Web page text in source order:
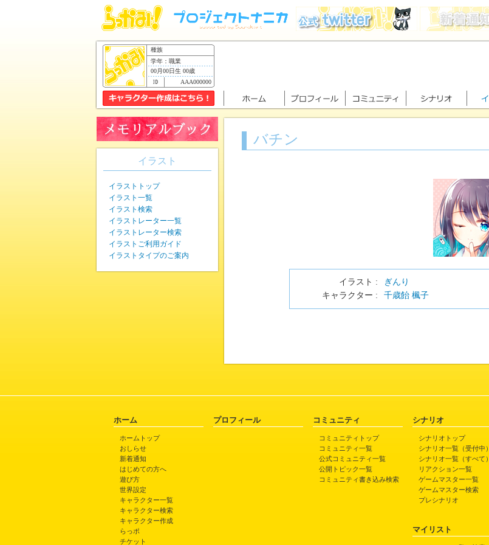
種族
学年：職業
00月00日生 00歳
AAA000000
バチン
イラスト :
ぎんり
キャラクター :
千歳飴 楓子
イラスト
イラストトップ
イラスト一覧
イラスト検索
イラストレーター一覧
イラストレーター検索
イラストご利用ガイド
イラストタイプのご案内
ホーム
ホームトップ
おしらせ
新着通知
はじめての方へ
遊び方
世界設定
キャラクター一覧
キャラクター検索
キャラクター作成
らっポ
チケット
プロフィール コミュニティ
コミュニティトップ
コミュニティ一覧
公式コミュニティ一覧
公開トピック一覧
コミュニティ書き込み検索
シナリオ
シナリオトップ
シナリオ一覧（受付中）
シナリオ一覧（すべて）
リアクション一覧
ゲームマスター一覧
ゲームマスター検索
プレシナリオ
マイリスト